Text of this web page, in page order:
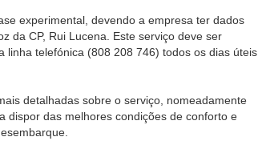
experimental, devendo a empresa ter dados
da CP, Rui Lucena. Este serviço deve ser
linha telefónica (808 208 746) todos os dias úteis
detalhadas sobre o serviço, nomeadamente
dispor das melhores condições de conforto e